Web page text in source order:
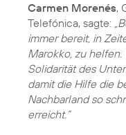
Carmen Morenés,
Telefónica, sagte:
immer bereit, in
Marokko, zu
Solidarität des
damit die Hilfe die
Nachbarland so
erreicht.”